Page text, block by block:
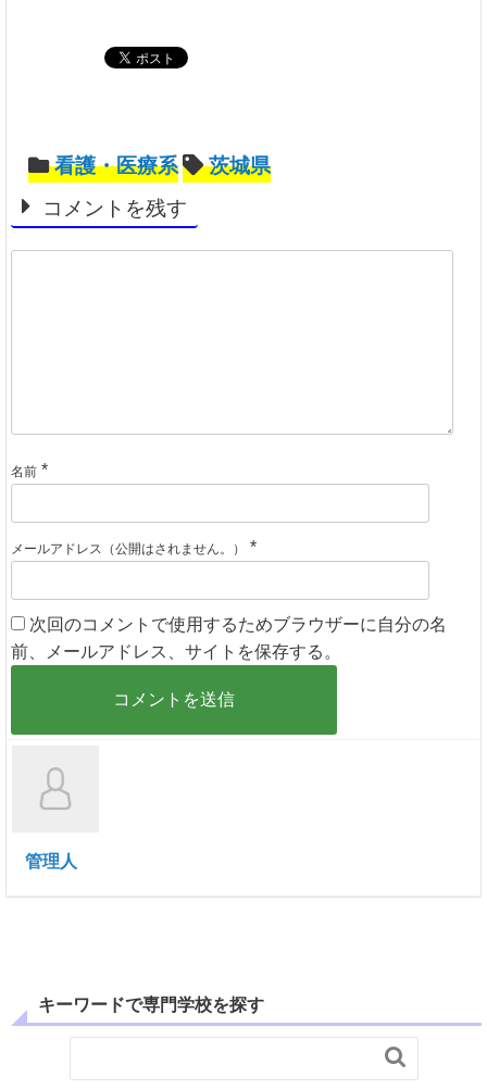
看護・医療系
茨城県
コメントを残す
名前 *
メールアドレス（公開はされません。） *
次回のコメントで使用するためブラウザーに自分の名
前、メールアドレス、サイトを保存する。
管理人
キーワードで専門学校を探す
